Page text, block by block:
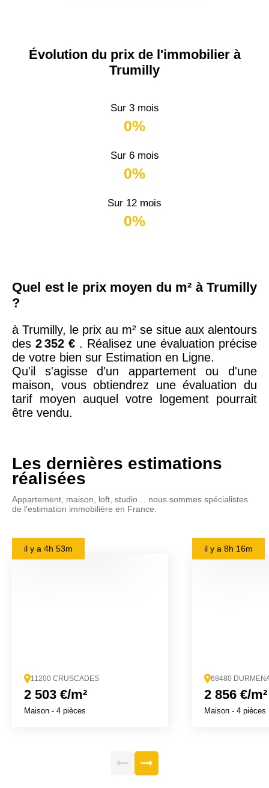
Évolution du prix de l'immobilier à
Trumilly
Sur 3 mois
0%
Sur 6 mois
0%
Sur 12 mois
0%
Quel est le prix moyen du m² à Trumilly
?
à Trumilly, le prix au m² se situe aux alentours
des 2 352 € . Réalisez une évaluation précise
de votre bien sur Estimation en Ligne.
Qu'il s'agisse d'un appartement ou d'une
maison, vous obtiendrez une évaluation du
tarif moyen auquel votre logement pourrait
être vendu.
Les dernières estimations
réalisées
Appartement, maison, loft, studio… nous sommes spécialistes
de l'estimation immobilière en France.
il y a 4h 53m
11200 CRUSCADES
2 503 €/m²
Maison - 4 pièces
il y a 8h 16m
68480
2 856 €/m²
Maison - 4 pièces